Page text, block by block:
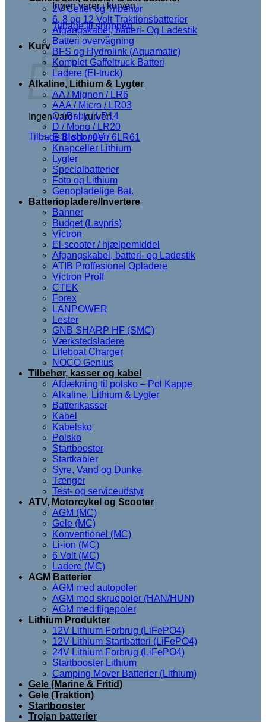
Ingen varer i kurven.
Tilbage til shoppen
Kurv
Ingen varer i kurven.
Tilbage til shoppen
2V Celler og Tilbehør
6, 8 og 12 Volt Traktionsbatterier
Afgangskabel, batteri- Og Ladestik
Batteri overvågning
BFS og Hydrolink (Aquamatic)
Komplet Gaffeltruck Batteri
Ladere (El-truck)
Alkaline, Lithium & Lygter
AA / Mignon / LR6
AAA / Micro / LR03
C / Baby / LR14
D / Mono / LR20
E-Block / 9V / 6LR61
Knapceller Lithium
Lygter
Specialbatterier
Foto og Lithium
Genopladelige Bat.
Batteriopladere/Invertere
Banner
Budget (Lavpris)
Victron
El-scooter / hjælpemiddel
Afgangskabel, batteri- og Ladestik
ATIB Proffesionel Opladere
Victron Proff
CTEK
Forex
LANPOWER
Lester
GNB SHARP HF (SMC)
Værkstedsladere
Lifeboat Charger
NOCO Genius
Tilbehør, kasser og kabel
Afdækning til polsko – Pol Kappe
Alkaline, Lithium & Lygter
Batterikasser
Kabel
Kabelsko
Polsko
Startbooster
Startkabler
Syre, Vand og Dunke
Tænger
Test- og serviceudstyr
ATV, Motorcykel og Scooter
AGM (MC)
Gele (MC)
Konventionel (MC)
Li-ion (MC)
6 Volt (MC)
Ladere (MC)
AGM Batterier
AGM med autopoler
AGM med skruepoler (HAN/HUN)
AGM med fligepoler
Lithium Produkter
12V Lithium Forbrug (LiFePO4)
12V Lithium Startbatteri (LiFePO4)
24V Lithium Forbrug (LiFePO4)
Startbooster Lithium
Camping Mover Batterier (Lithium)
Gele (Marine & Fritid)
Gele (Traktion)
Startbooster
Trojan batterier